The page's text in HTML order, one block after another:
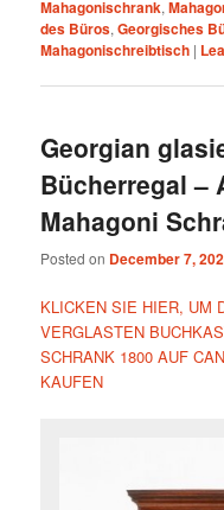
Mahagonischrank,
des Büros,Georgisches
Mahagonischreibtisch |
Georgian
Bücherregal –
Mahagoni
Posted on December 7,
KLICKEN SIE HIER, UM
VERGLASTEN
SCHRANK 1800 AUF
KAUFEN